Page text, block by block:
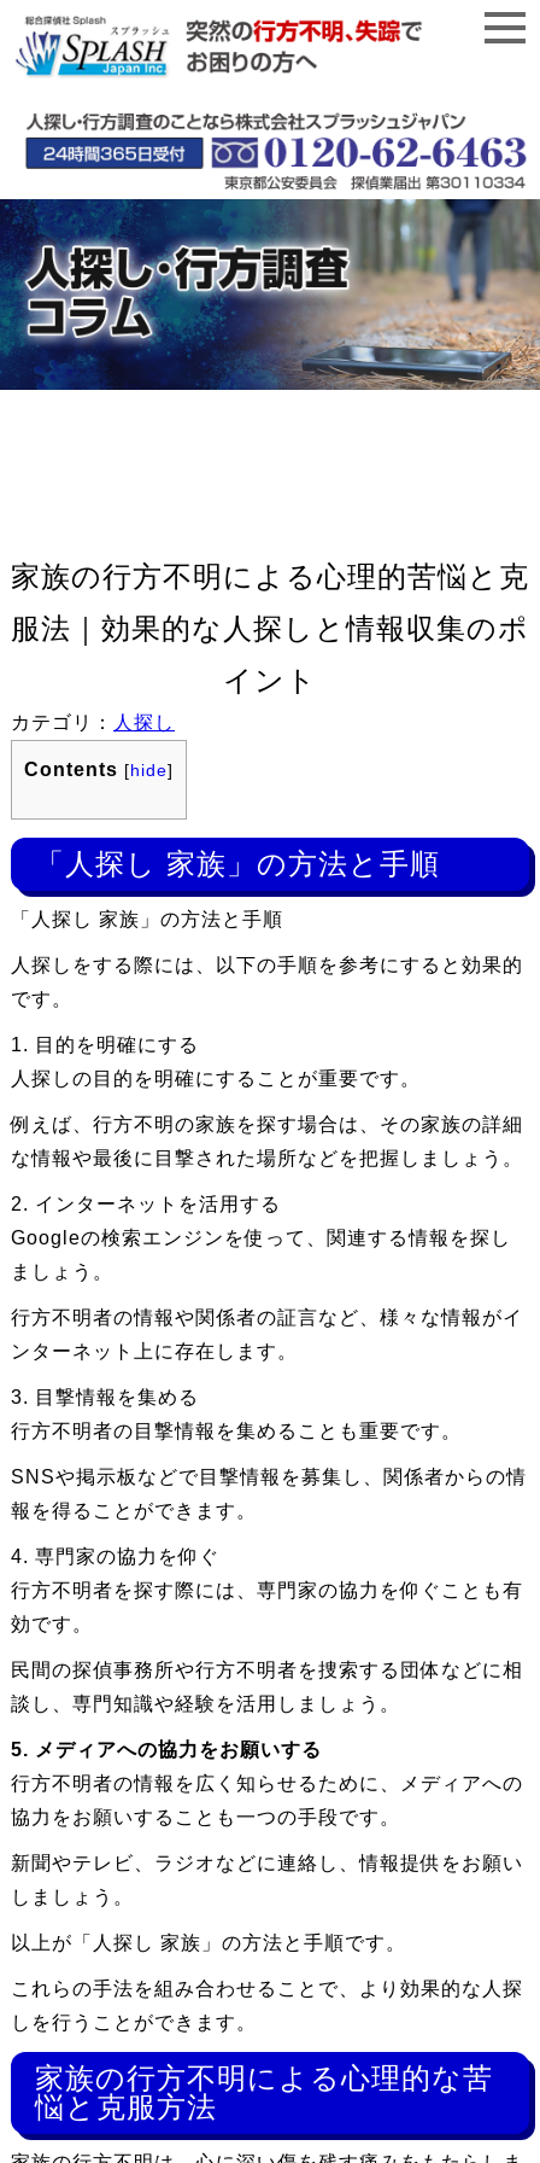
家族の行方不明による心理的苦悩と克
服法｜効果的な人探しと情報収集のポ
イント
カテゴリ： 人探し
Contents [hide]
「人探し 家族」の方法と手順
「人探し 家族」の方法と手順
人探しをする際には、以下の手順を参考にすると効果的
です。
1. 目的を明確にする
人探しの目的を明確にすることが重要です。
例えば、行方不明の家族を探す場合は、その家族の詳細
な情報や最後に目撃された場所などを把握しましょう。
2. インターネットを活用する
Googleの検索エンジンを使って、関連する情報を探し
ましょう。
行方不明者の情報や関係者の証言など、様々な情報がイ
ンターネット上に存在します。
3. 目撃情報を集める
行方不明者の目撃情報を集めることも重要です。
SNSや掲示板などで目撃情報を募集し、関係者からの情
報を得ることができます。
4. 専門家の協力を仰ぐ
行方不明者を探す際には、専門家の協力を仰ぐことも有
効です。
民間の探偵事務所や行方不明者を捜索する団体などに相
談し、専門知識や経験を活用しましょう。
5. メディアへの協力をお願いする
行方不明者の情報を広く知らせるために、メディアへの
協力をお願いすることも一つの手段です。
新聞やテレビ、ラジオなどに連絡し、情報提供をお願い
しましょう。
以上が「人探し 家族」の方法と手順です。
これらの手法を組み合わせることで、より効果的な人探
しを行うことができます。
家族の行方不明による心理的な苦
悩と克服方法